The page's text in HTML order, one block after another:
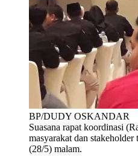
BP/DUDY OSKANDAR
Suasana rapat koordinasi
masyarakat dan
(28/5) malam.